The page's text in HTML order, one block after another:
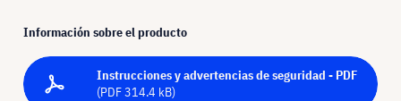
Información sobre el producto
Instrucciones y advertencias de seguridad - PDF
(PDF 314.4 kB)